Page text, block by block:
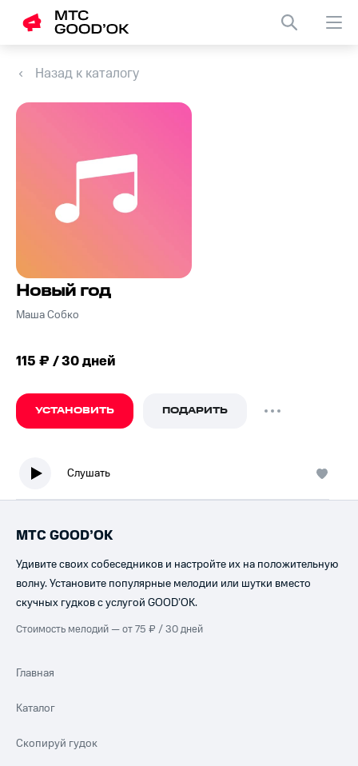
Назад к каталогу
Новый год
Маша Собко
115 ₽ / 30 дней
УСТАНОВИТЬ ПОДАРИТЬ
Слушать
МТС GOOD’OK
Удивите своих собеседников и настройте их на положительную
волну. Установите популярные мелодии или шутки вместо
скучных гудков с услугой GOOD’OK.
Стоимость мелодий — от 75 ₽ / 30 дней
Главная
Каталог
Скопируй гудок